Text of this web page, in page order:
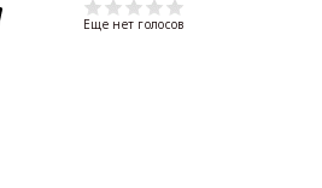
Еще нет голосов